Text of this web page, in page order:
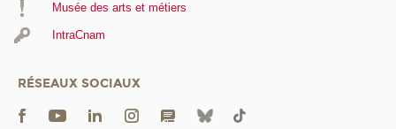
Musée des arts et métiers
IntraCnam
RÉSEAUX SOCIAUX